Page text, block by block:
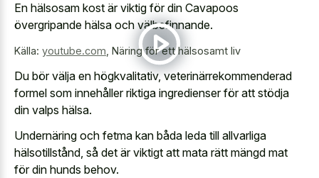
En hälsosam kost är viktig för din Cavapoos
övergripande hälsa och välbefinnande.
Källa: youtube.com Näring för ett hälsosamt liv
Du bör välja en högkvalitativ, veterinärrekommenderad
formel som innehåller riktiga ingredienser för att stödja
din valps hälsa.
Undernäring och fetma kan båda leda till allvarliga
hälsotillstånd, så det är viktigt att mata rätt mängd mat
för din hunds behov.